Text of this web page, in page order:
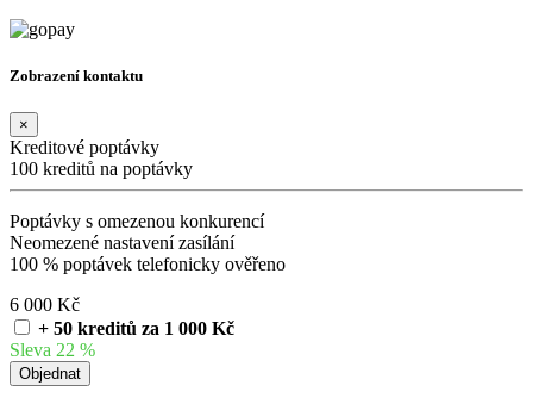
Zobrazení kontaktu
×
Kreditové poptávky
100 kreditů na poptávky
Poptávky s omezenou konkurencí
Neomezené nastavení zasílání
100 % poptávek telefonicky ověřeno
6 000 Kč
+ 50 kreditů za 1 000 Kč
Sleva 22 %